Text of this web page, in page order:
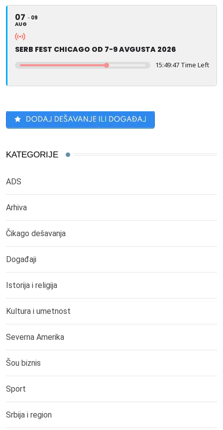
07
AUG
09
SERB FEST CHICAGO OD 7-9 AVGUSTA 2026
15:49:46 Time Left
KATEGORIJE
ADS
Arhiva
Čikago dešavanja
Događaji
Istorija i religija
Kultura i umetnost
Severna Amerika
Šou biznis
Sport
Srbija i region